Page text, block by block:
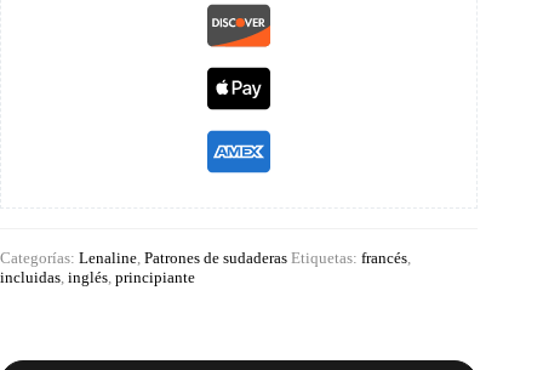
Categorías: Lenaline Patrones de sudaderas Etiquetas: francés
incluidas inglés principiante